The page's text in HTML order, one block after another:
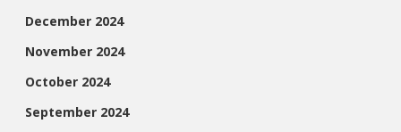
December 2024
November 2024
October 2024
September 2024